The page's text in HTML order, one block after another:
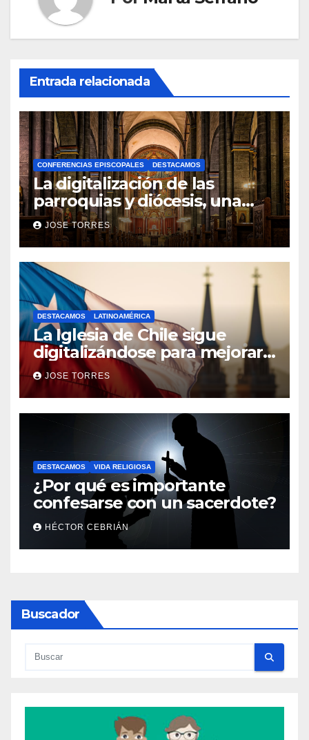
Entrada relacionada
CONFERENCIAS EPISCOPALES DESTACAMOS
La digitalización de las
parroquias y diócesis, una
realidad ya para el futuro de
la Iglesia
JOSE TORRES
DESTACAMOS LATINOAMÉRICA
La Iglesia de Chile sigue
digitalizándose para mejorar
el servicio a sus fieles
JOSE TORRES
DESTACAMOS VIDA RELIGIOSA
¿Por qué es importante
confesarse con un sacerdote?
HÉCTOR CEBRIÁN
Buscador